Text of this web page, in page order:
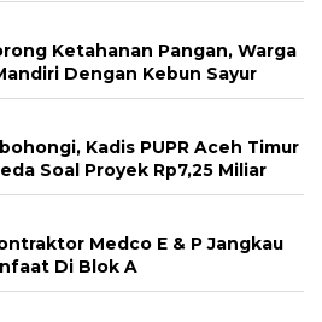
Ketahanan Pangan, Warga
Dengan Kebun Sayur
Kadis PUPR Aceh Timur
Soal Proyek Rp7,25 Miliar
Medco E & P Jangkau
Di Blok A